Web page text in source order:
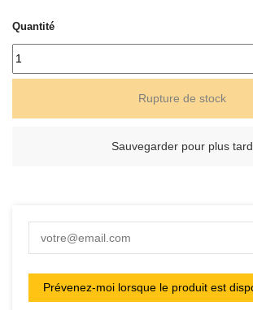
Quantité
Rupture de stock
Sauvegarder pour plus tard